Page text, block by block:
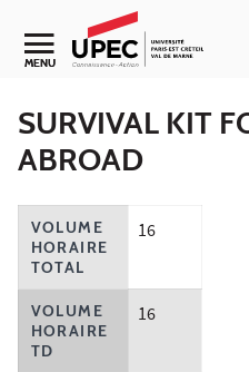
Aller au contenu
Navigation secondaire
MENU
SURVIVAL KIT
ABROAD
VOLUME
HORAIRE
TOTAL
16
VOLUME
HORAIRE
TD
16